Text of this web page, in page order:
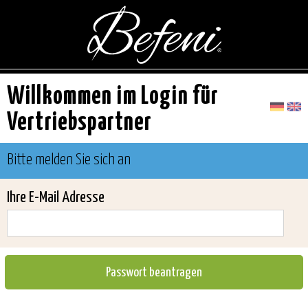
Willkommen im Login für
Vertriebspartner
Bitte melden Sie sich an
Ihre E-Mail Adresse